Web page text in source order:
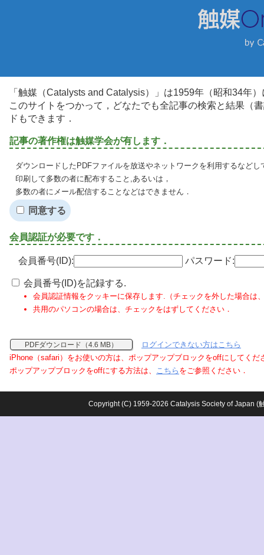
「触媒（Catalysts and Catalysis）」は1959年（昭和34年
このサイトをつかって，どなたでも全記事の検索と結果（
ドもできます．
記事の著作権は触媒学会が有します．
ダウンロードしたPDFファイルを放送やネットワークを利用するなど
印刷して多数の者に配布すること,あるいは，
多数の者にメール配信することなどはできません．
同意する
会員認証が必要です．
会員番号(ID): パスワード:
会員番号(ID)を記録する.
会員認証情報をクッキーに保存します.（チェックを外した場合は
共用のパソコンの場合は、チェックをはずしてください．
PDFダウンロード（4.6 MB）
ログインできない方はこちら
iPhone（safari）をお使いの方は、ポップアップブロックをoffにしてくだ
ポップアップブロックをoffにする方法は、 こちら をご参照ください．
Copyright (C) 1959-2026 Catalysis Society of Japan (